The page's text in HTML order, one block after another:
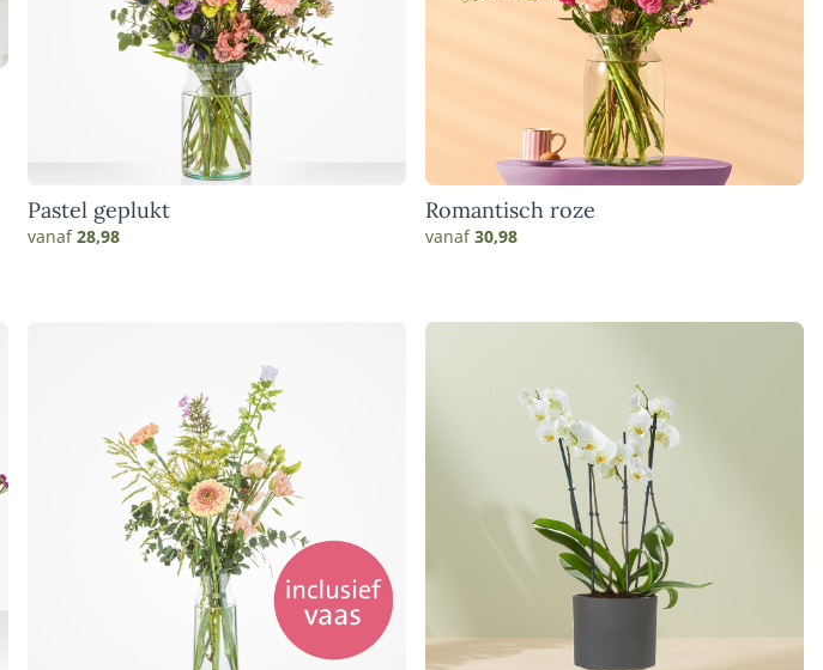
Pastel geplukt
vanaf28,98
Romantisch roze
vanaf30,98